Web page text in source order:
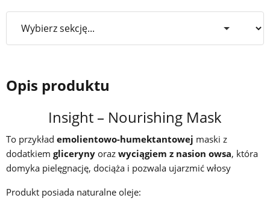
Opis produktu
Insight – Nourishing Mask
To przykład emolientowo-humektantowej maski z
dodatkiem gliceryny oraz wyciągiem z nasion owsa, która
domyka pielęgnację, dociąża i pozwala ujarzmić włosy
Produkt posiada naturalne oleje: